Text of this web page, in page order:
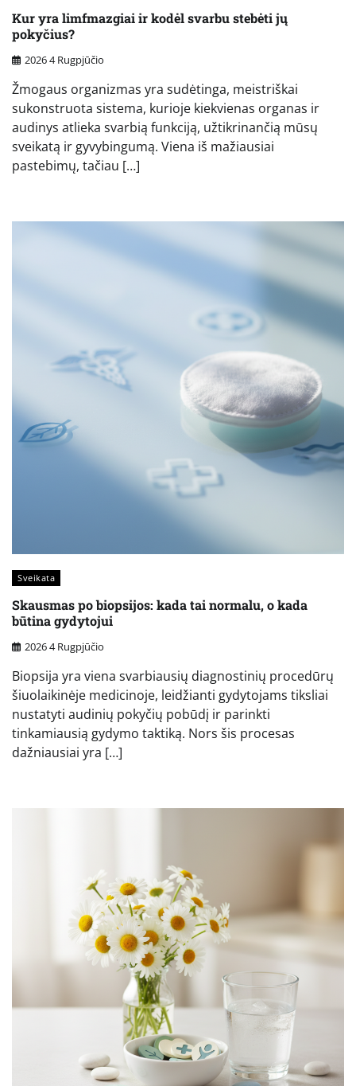
Kur yra limfmazgiai ir kodėl svarbu stebėti jų
pokyčius?
2026 4 Rugpjūčio
Žmogaus organizmas yra sudėtinga, meistriškai
sukonstruota sistema, kurioje kiekvienas organas ir
audinys atlieka svarbią funkciją, užtikrinančią mūsų
sveikatą ir gyvybingumą. Viena iš mažiausiai
pastebimų, tačiau […]
Sveikata
Skausmas po biopsijos: kada tai normalu, o kada
būtina gydytojui
2026 4 Rugpjūčio
Biopsija yra viena svarbiausių diagnostinių procedūrų
šiuolaikinėje medicinoje, leidžianti gydytojams tiksliai
nustatyti audinių pokyčių pobūdį ir parinkti
tinkamiausią gydymo taktiką. Nors šis procesas
dažniausiai yra […]